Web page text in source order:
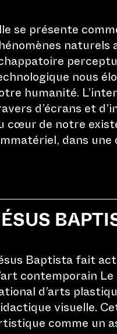
se présente
nous
humanité.
d’écrans et
cœur de notre
dans une
Baptista fait
contemporain
d’arts
visuelle.
comme un
(EU)